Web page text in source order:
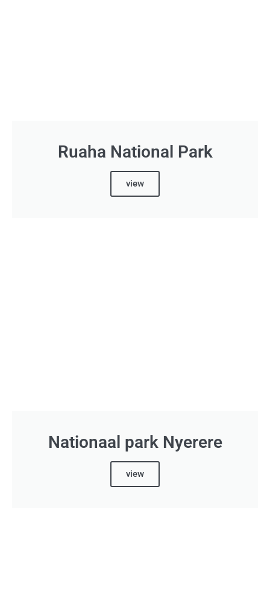
Ruaha National Park
view
Nationaal park Nyerere
view